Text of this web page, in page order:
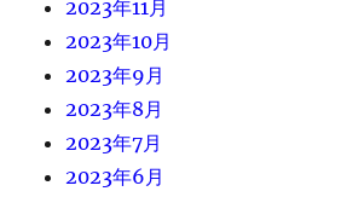
2023年11月
2023年10月
2023年9月
2023年8月
2023年7月
2023年6月